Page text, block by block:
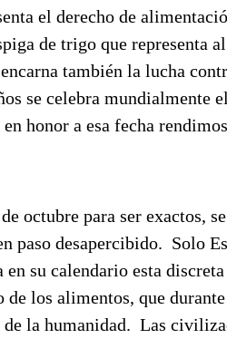
el derecho de
de trigo que representa
también la lucha
se celebra mundialmente
honor a esa fecha
octubre para ser exactos,
paso desapercibido. Solo
en su calendario esta
los alimentos, que
de la humanidad. Las